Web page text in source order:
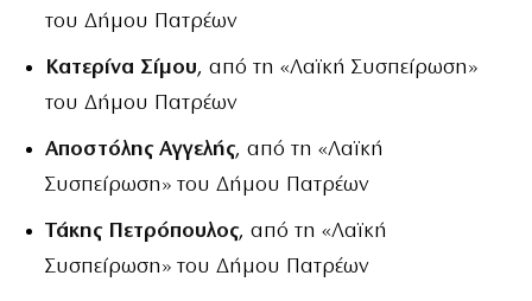
του Δήμου Πατρέων
Κατερίνα Σίμου, από τη «Λαϊκή Συσπείρωση»
του Δήμου Πατρέων
Αποστόλης Αγγελής, από τη «Λαϊκή
Συσπείρωση» του Δήμου Πατρέων
Τάκης Πετρόπουλος, από τη «Λαϊκή
Συσπείρωση» του Δήμου Πατρέων